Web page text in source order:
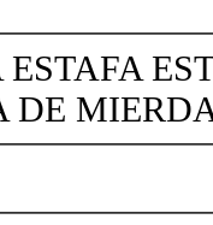
ESTAFA
DE